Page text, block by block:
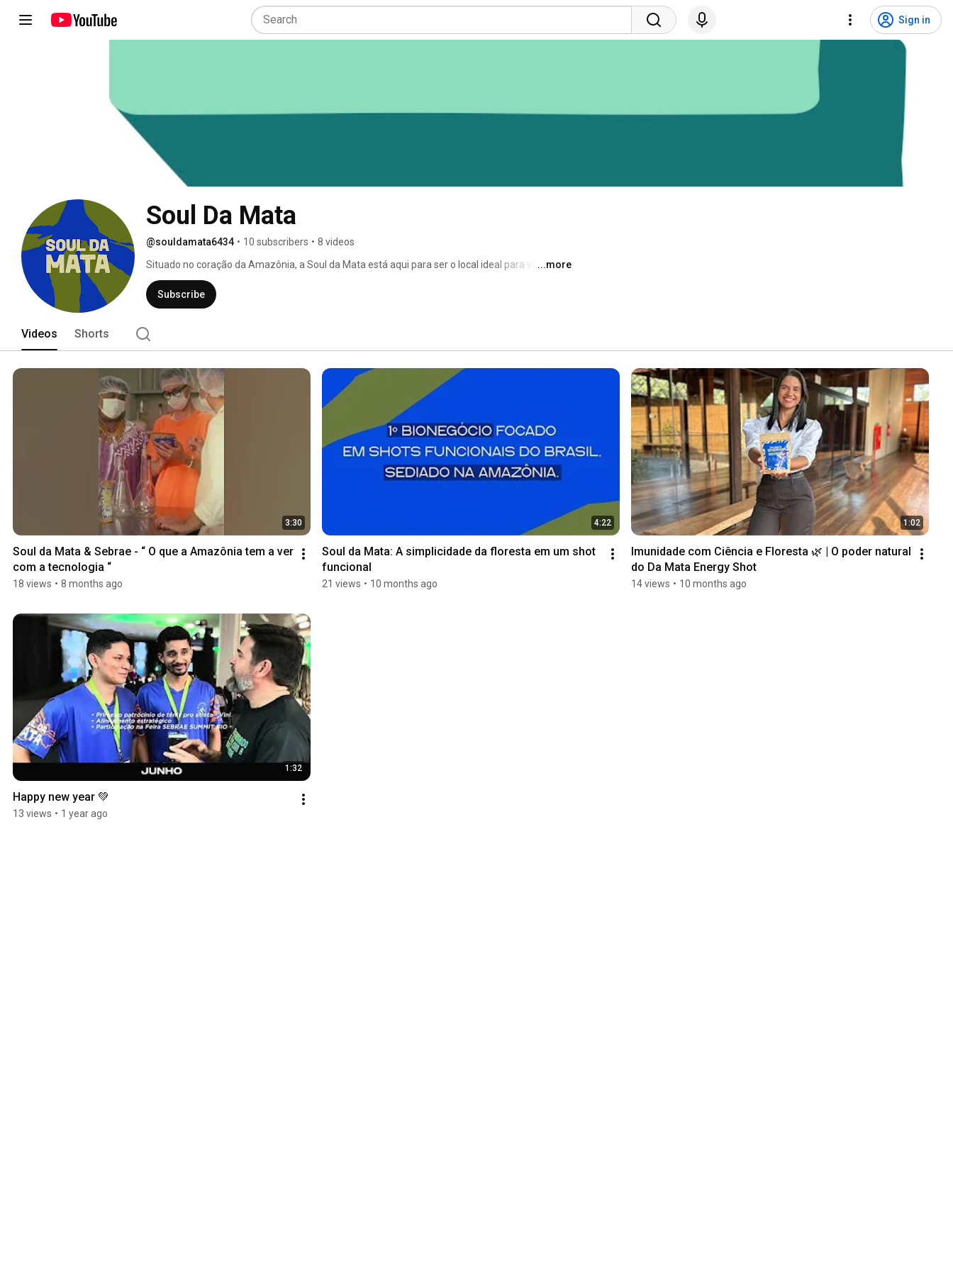
Sign in
Soul Da Mata
@souldamata6434 • 10 subscribers • 8 videos
Situado no coração da Amazônia, a Soul da Mata está aqui para ser o local ideal para você
saborear e aprender como são feitos nossos shot’s, shakes e sucos deliciosos. Acreditamos
que cuidar bem do seu corpo é o que faz você brilhar de dentro para fora. Preparamos o seu
pedido o mais rápido possível para que você venha sempre aqui cuidar desse brilho natural.
...more
Subscribe
Videos Shorts
3:30
Soul da Mata & Sebrae - “ O que a Amazônia tem a ver
com a tecnologia “
18 views • 8 months ago
4:22
Soul da Mata: A simplicidade da floresta em um shot
funcional
21 views • 10 months ago
1:02
Imunidade com Ciência e Floresta 🌿 | O poder natural
do Da Mata Energy Shot
14 views • 10 months ago
1:32
Happy new year 💚
13 views • 1 year ago